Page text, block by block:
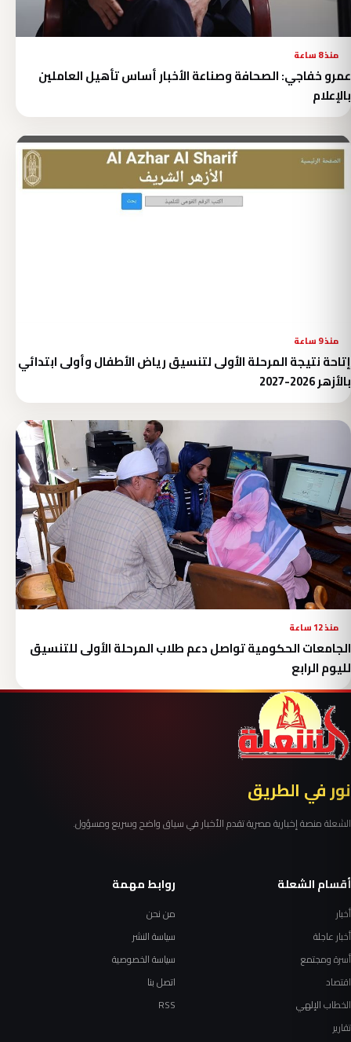
منذ 8 ساعة
عمرو خفاجي: الصحافة وصناعة الأخبار أساس تأهيل العاملين
بالإعلام
منذ 9 ساعة
إتاحة نتيجة المرحلة الأولى لتنسيق رياض الأطفال وأولى ابتدائي
بالأزهر 2026-2027
منذ 12 ساعة
الجامعات الحكومية تواصل دعم طلاب المرحلة الأولى للتنسيق
لليوم الرابع
نور في الطريق
الشعلة منصة إخبارية مصرية تقدم الأخبار في سياق واضح وسريع ومسؤول.
أقسام الشعلة
أخبار
أخبار عاجلة
أسرة ومجتمع
اقتصاد
الخطاب الإلهي
تقارير
روابط مهمة
من نحن
سياسة النشر
سياسة الخصوصية
اتصل بنا
RSS